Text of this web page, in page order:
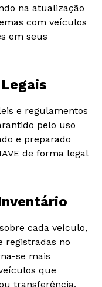
na atualização
com veículos
em seus
e regulamentos
pelo uso
e preparado
de forma legal
cada veículo,
registradas no
se mais
que
transferência,